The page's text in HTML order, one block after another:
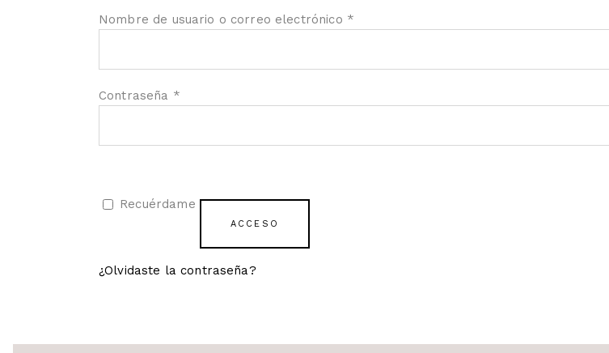
Nombre de usuario o correo electrónico *
Contraseña *
Recuérdame
ACCESO
¿Olvidaste la contraseña?